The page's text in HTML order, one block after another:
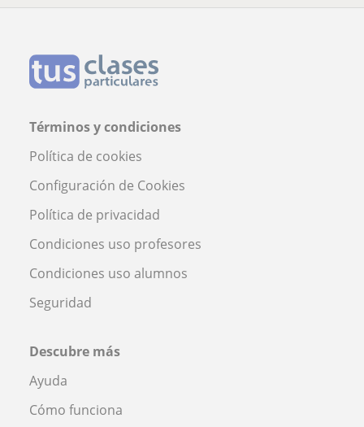
Términos y condiciones
Política de cookies
Configuración de Cookies
Política de privacidad
Condiciones uso profesores
Condiciones uso alumnos
Seguridad
Descubre más
Ayuda
Cómo funciona